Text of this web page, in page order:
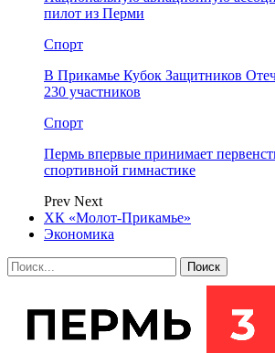
пилот из Перми
Спорт
В Прикамье Кубок Защитников
230 участников
Спорт
Пермь впервые принимает
спортивной гимнастике
Prev Next
ХК «Молот-Прикамье»
Экономика